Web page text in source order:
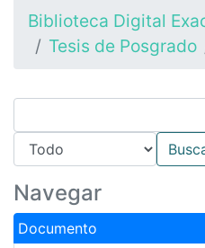
Biblioteca Digital
Tesis de Posgrado
Navegar
Documento